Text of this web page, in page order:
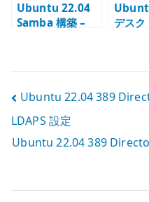
Ubuntu 22.04
Samba 構築 –
デスク
投
稿
ナ
ビ
Ubuntu 22.04 389
LDAPS 設定
Ubuntu 22.04 389